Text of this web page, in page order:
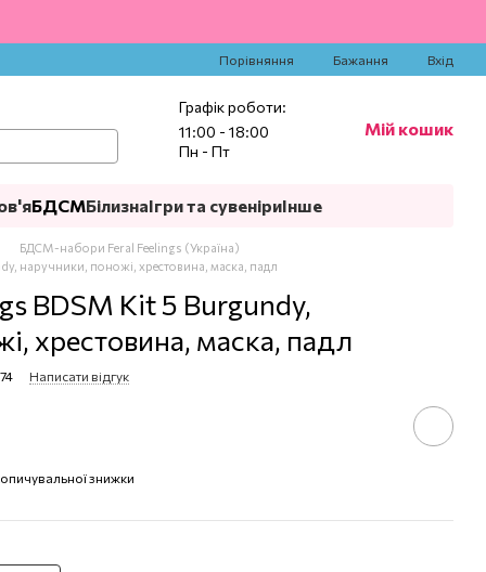
Порівняння Бажання Вхід
Графік роботи:
11:00 - 18:00
Пн - Пт
Мій кошик
БДСМБілизнаІгри та сувеніриІнше
БДСМ-набори Feral Feelings (Україна)
наручники, поножі, хрестовина, маска, падл
BDSM Kit 5 Burgundy,
хрестовина, маска, падл
Написати відгук
знижки